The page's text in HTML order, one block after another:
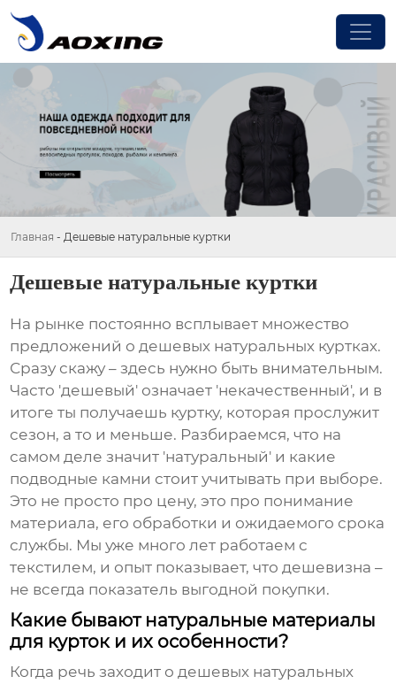
Главная - Дешевые натуральные куртки
Дешевые натуральные куртки
На рынке постоянно всплывает множество
предложений одешевых натуральных куртках.
Сразу скажу – здесь нужно быть внимательным.
Часто 'дешевый' означает 'некачественный', и в
итоге ты получаешь куртку, которая прослужит
сезон, а то и меньше. Разбираемся, что на
самом деле значит 'натуральный' и какие
подводные камни стоит учитывать при выборе.
Это не просто про цену, это про понимание
материала, его обработки и ожидаемого срока
службы. Мы уже много лет работаем с
текстилем, и опыт показывает, что дешевизна –
не всегда показатель выгодной покупки.
Какие бывают натуральные материалы
для курток и их особенности?
Когда речь заходит одешевых натуральных